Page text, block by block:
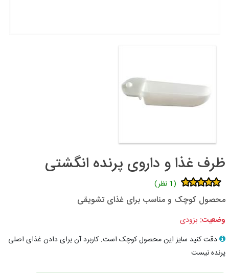
ظرف غذا و داروی پرنده انگشتی
(1 نظر)
محصول کوچک و مناسب برای غذای تشویقی
وضعیت: بزودی
دقت کنید سایز این محصول کوچک است. کاربرد آن برای دادن غذای اصلی
پرنده نیست